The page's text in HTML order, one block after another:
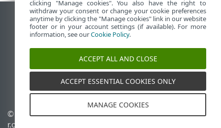
デスクトップサイトの表示
End of Life
ESETナレッジベース
ESETフォーラム
ESET Status Portal
地域サポート
© 1992 - 2026 ESET, spol. s
r.o. - All rights reserved.
Cookieの管理
clicking "Manage cookies". You also have the right to
withdraw your consent or change your cookie preferences
anytime by clicking the "Manage cookies" link in our website
footer or in your account settings (if available). For more
information, see ourCookie Policy.
ACCEPT ALL AND CLOSE
ACCEPT ESSENTIAL COOKIES ONLY
MANAGE COOKIES